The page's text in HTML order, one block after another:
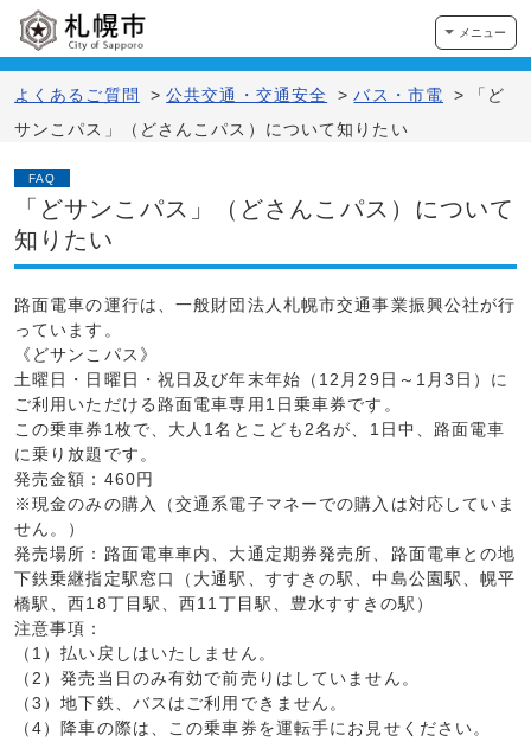
メニュー
よくあるご質問 > 公共交通・交通安全 > バス・市電 >
「ど
サンこパス」（どさんこパス）について知りたい
FAQ
「どサンこパス」（どさんこパス）について
知りたい
路面電車の運行は、一般財団法人札幌市交通事業振興公社が行
っています。
《どサンこパス》
土曜日・日曜日・祝日及び年末年始（12月29日～1月3日）に
ご利用いただける路面電車専用1日乗車券です。
この乗車券1枚で、大人1名とこども2名が、1日中、路面電車
に乗り放題です。
発売金額：460円
※現金のみの購入（交通系電子マネーでの購入は対応していま
せん。）
発売場所：路面電車車内、大通定期券発売所、路面電車との地
下鉄乗継指定駅窓口（大通駅、すすきの駅、中島公園駅、幌平
橋駅、西18丁目駅、西11丁目駅、豊水すすきの駅）
注意事項：
（1）払い戻しはいたしません。
（2）発売当日のみ有効で前売りはしていません。
（3）地下鉄、バスはご利用できません。
（4）降車の際は、この乗車券を運転手にお見せください。